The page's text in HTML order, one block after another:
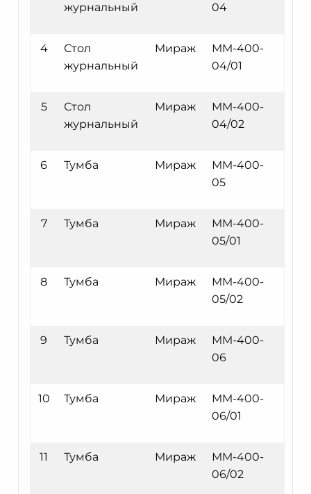
журнальный
04
4
Стол
журнальный
Мираж
ММ-400-
04/01
5
Стол
журнальный
Мираж
ММ-400-
04/02
6 Тумба Мираж
ММ-400-
05
7 Тумба Мираж
ММ-400-
05/01
8 Тумба Мираж
ММ-400-
05/02
9 Тумба Мираж
ММ-400-
06
10 Тумба Мираж
ММ-400-
06/01
11 Тумба Мираж
ММ-400-
06/02